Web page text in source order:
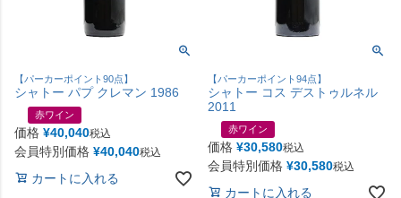
【パーカーポイント90点】
シャトー パプ クレマン 1986
赤ワイン
価格 ¥40,040税込
会員特別価格 ¥40,040税込
カートに入れる
【パーカーポイント94点】
シャトー コス デストゥルネル
2011
赤ワイン
価格 ¥30,580税込
会員特別価格 ¥30,580税込
カートに入れる